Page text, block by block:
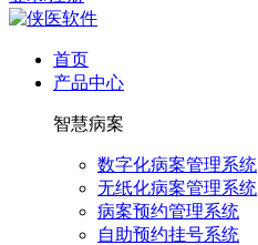
首页
产品中心
智慧病案
数字化病案管理系统
无纸化病案管理系统
病案预约管理系统
自助预约挂号系统